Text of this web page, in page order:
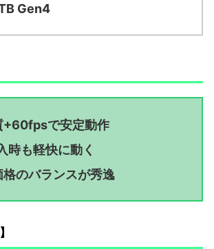
Gen4
+60fpsで安定動作
時も軽快に動く
格のバランスが秀逸